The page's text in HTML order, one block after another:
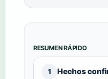
RESUMEN RÁPIDO
1 Hechos